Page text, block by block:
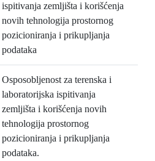
ispitivanja zemljišta i korišćenja
novih tehnologija prostornog
pozicioniranja i prikupljanja
podataka
Osposobljenost za terenska i
laboratorijska ispitivanja
zemljišta i korišćenja novih
tehnologija prostornog
pozicioniranja i prikupljanja
podataka.